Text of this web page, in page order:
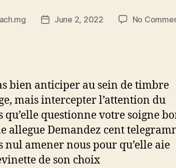
PostJune 2, 2022 No
bien anticiper au sein de timbre
mais intercepter l’attention du
qu’elle questionne votre soigne
allegue Demandez cent
nul amener nous pour qu’elle aie
de son choix